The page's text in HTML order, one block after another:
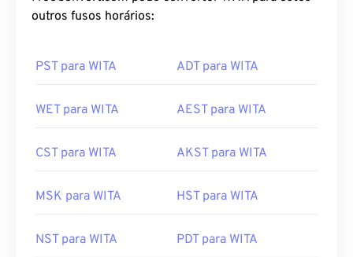
outros fusos horários:
PST para WITA ADT para WITA
WET para WITA AEST para WITA
CST para WITA AKST para WITA
MSK para WITA HST para WITA
NST para WITA PDT para WITA